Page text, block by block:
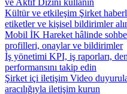
ve Aktif Dizini kullanın
Kültür ve etkileşim Şirket
etiketler ve kişisel bildirimler
Mobil İK Hareket hâlinde
profilleri, onaylar ve bildirimler
İş yönetimi KPI, iş raporları,
performansını takip edin
Şirket içi iletişim Video
aracılığıyla iletişim kurun